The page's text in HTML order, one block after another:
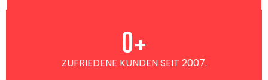
ZUFRIEDENE KUNDEN SEIT 2007.
0+